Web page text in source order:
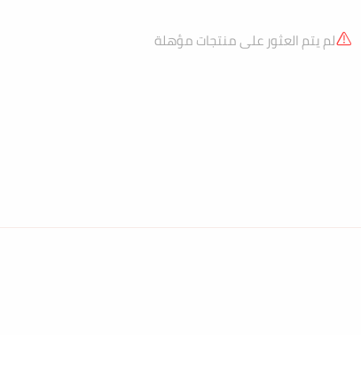
لم يتم العثور على منتجات مؤهلة